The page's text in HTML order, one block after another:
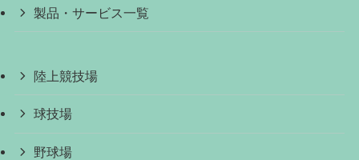
製品・サービス一覧
陸上競技場
球技場
野球場